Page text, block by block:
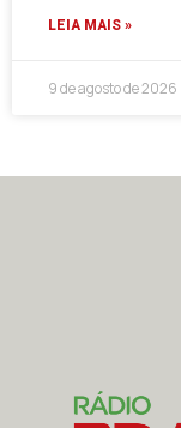
LEIA MAIS »
9 de agosto de 2026